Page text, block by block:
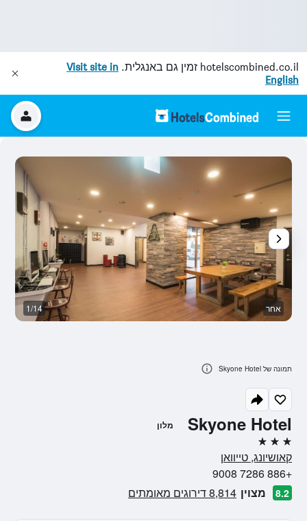
hotelscombined.co.il זמין גם באנגלית. Visit site in
English
Skyone Hotel מלון
3 כוכבים
קאושיונג, טייוואן
+886 7286 9008
8.2 מצוין 8,814 דירוגים מאומתים
אחר 1/14
תמונה של Skyone Hotel